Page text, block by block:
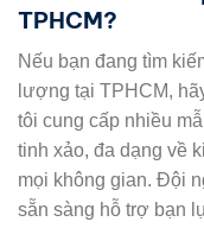
TPHCM?
Nếu bạn đang tìm
lượng tại TPHCM,
tôi cung cấp nhiều
tinh xảo, đa dạng về
mọi không gian. Đội
sẵn sàng hỗ trợ bạn